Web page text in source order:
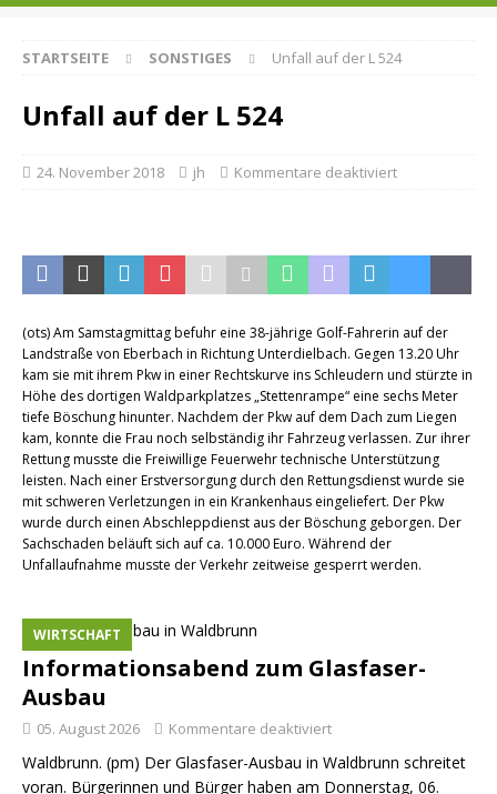
STARTSEITE SONSTIGES Unfall auf der L 524
Unfall auf der L 524
24. November 2018 jh Kommentare deaktiviert
(ots) Am Samstagmittag befuhr eine 38-jährige Golf-Fahrerin auf der
Landstraße von Eberbach in Richtung Unterdielbach. Gegen 13.20 Uhr
kam sie mit ihrem Pkw in einer Rechtskurve ins Schleudern und stürzte in
Höhe des dortigen Waldparkplatzes „Stettenrampe“ eine sechs Meter
tiefe Böschung hinunter. Nachdem der Pkw auf dem Dach zum Liegen
kam, konnte die Frau noch selbständig ihr Fahrzeug verlassen. Zur ihrer
Rettung musste die Freiwillige Feuerwehr technische Unterstützung
leisten. Nach einer Erstversorgung durch den Rettungsdienst wurde sie
mit schweren Verletzungen in ein Krankenhaus eingeliefert. Der Pkw
wurde durch einen Abschleppdienst aus der Böschung geborgen. Der
Sachschaden beläuft sich auf ca. 10.000 Euro. Während der
Unfallaufnahme musste der Verkehr zeitweise gesperrt werden.
Informationsabend zum Glasfaser-
Ausbau
WIRTSCHAFT
05. August 2026 Kommentare deaktiviert
Waldbrunn. (pm) Der Glasfaser-Ausbau in Waldbrunn schreitet
voran. Bürgerinnen und Bürger haben am Donnerstag, 06.